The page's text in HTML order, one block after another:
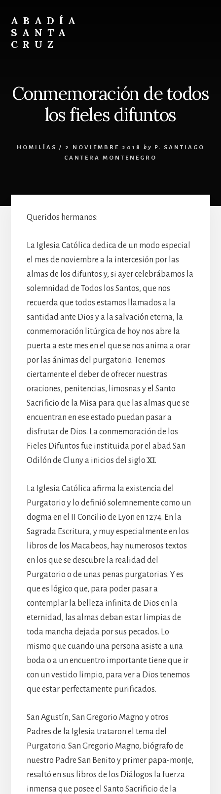
content
footer
ABADÍA
SANTA
CRUZ
Conmemoración de todos
los fieles difuntos
HOMILÍAS / 2 NOVIEMBRE 2018 by
P. SANTIAGO
CANTERA MONTENEGRO
Queridos hermanos:
La Iglesia Católica dedica de un modo especial
el mes de noviembre a la intercesión por las
almas de los difuntos y, si ayer celebrábamos la
solemnidad de Todos los Santos, que nos
recuerda que todos estamos llamados a la
santidad ante Dios y a la salvación eterna, la
conmemoración litúrgica de hoy nos abre la
puerta a este mes en el que se nos anima a orar
por las ánimas del purgatorio. Tenemos
ciertamente el deber de ofrecer nuestras
oraciones, penitencias, limosnas y el Santo
Sacrificio de la Misa para que las almas que se
encuentran en ese estado puedan pasar a
disfrutar de Dios. La conmemoración de los
Fieles Difuntos fue instituida por el abad San
Odilón de Cluny a inicios del siglo XI.
La Iglesia Católica afirma la existencia del
Purgatorio y lo definió solemnemente como un
dogma en el II Concilio de Lyon en 1274. En la
Sagrada Escritura, y muy especialmente en los
libros de los Macabeos, hay numerosos textos
en los que se descubre la realidad del
Purgatorio o de unas penas purgatorias. Y es
que es lógico que, para poder pasar a
contemplar la belleza infinita de Dios en la
eternidad, las almas deban estar limpias de
toda mancha dejada por sus pecados. Lo
mismo que cuando una persona asiste a una
boda o a un encuentro importante tiene que ir
con un vestido limpio, para ver a Dios tenemos
que estar perfectamente purificados.
San Agustín, San Gregorio Magno y otros
Padres de la Iglesia trataron el tema del
Purgatorio. San Gregorio Magno, biógrafo de
nuestro Padre San Benito y primer papa-monje,
resaltó en sus libros de los Diálogos la fuerza
inmensa que posee el Santo Sacrificio de la